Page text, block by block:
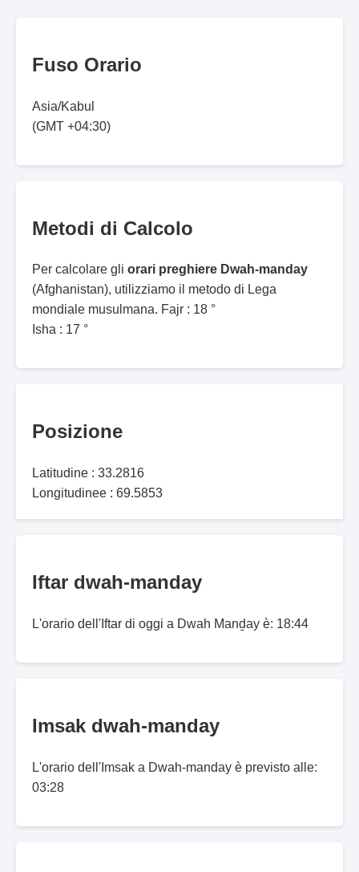
Fuso Orario
Asia/Kabul
(GMT +04:30)
Metodi di Calcolo
Per calcolare gli orari preghiere Dwah-manday
(Afghanistan), utilizziamo il metodo di Lega
mondiale musulmana. Fajr : 18 °
Isha : 17 °
Posizione
Latitudine : 33.2816
Longitudinee : 69.5853
Iftar dwah-manday
L'orario dell'Iftar di oggi a Dwah Manḏay è: 18:44
Imsak dwah-manday
L'orario dell'Imsak a Dwah-manday è previsto alle:
03:28